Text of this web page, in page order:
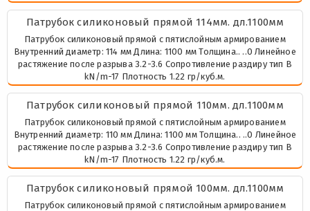
Патрубок силиконовый прямой 114мм. дл.1100мм
Патрубок силиконовый прямой с пятислойным армированием
Внутренний диаметр: 114 мм Длина: 1100 мм Толщина.. ..0 Линейное
растяжение после разрыва 3.2-3.6 Сопротивление раздиру тип В
kN/m-17 Плотность 1.22 гр/куб.м.
Патрубок силиконовый прямой 110мм. дл.1100мм
Патрубок силиконовый прямой с пятислойным армированием
Внутренний диаметр: 110 мм Длина: 1100 мм Толщина.. ..0 Линейное
растяжение после разрыва 3.2-3.6 Сопротивление раздиру тип В
kN/m-17 Плотность 1.22 гр/куб.м.
Патрубок силиконовый прямой 100мм. дл.1100мм
Патрубок силиконовый прямой с пятислойным армированием